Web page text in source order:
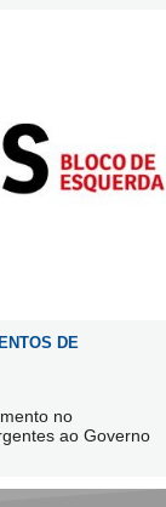
DE
no
ao Governo